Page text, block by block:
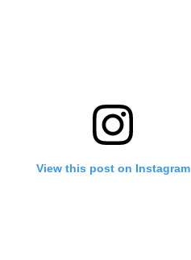
View this post on Instagram